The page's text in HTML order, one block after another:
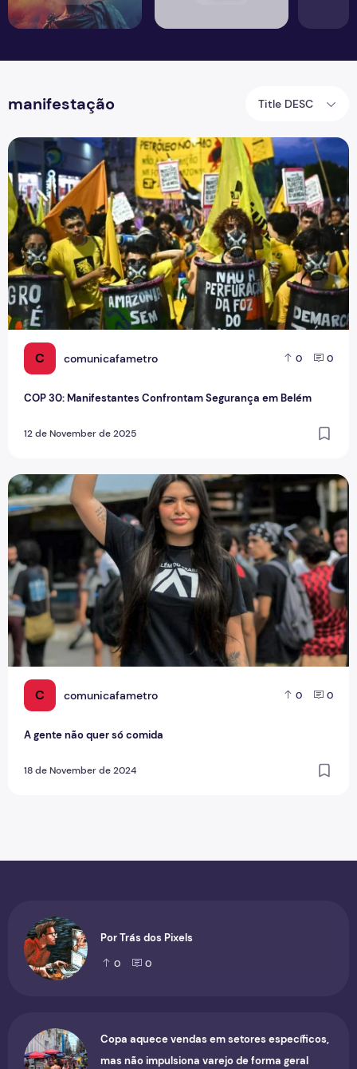
manifestação Title DESC
C comunicafametro 0 0
COP 30: Manifestantes Confrontam Segurança em Belém
12 de November de 2025
COP 30: Manifestantes Confrontam Segurança em Belém
C comunicafametro 0 0
A gente não quer só comida
18 de November de 2024
A gente não quer só comida
Por Trás dos Pixels
0 0
Copa aquece vendas em setores específicos,
mas não impulsiona varejo de forma geral